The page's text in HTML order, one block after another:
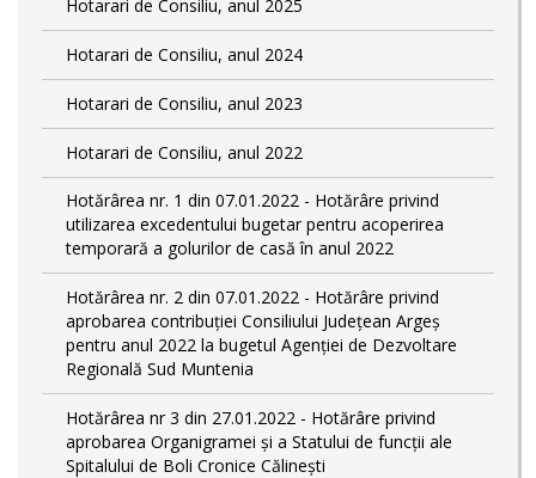
Hotarari de Consiliu, anul 2025
Hotarari de Consiliu, anul 2024
Hotarari de Consiliu, anul 2023
Hotarari de Consiliu, anul 2022
Hotărârea nr. 1 din 07.01.2022 - Hotărâre privind
utilizarea excedentului bugetar pentru acoperirea
temporară a golurilor de casă în anul 2022
Hotărârea nr. 2 din 07.01.2022 - Hotărâre privind
aprobarea contribuției Consiliului Județean Argeș
pentru anul 2022 la bugetul Agenției de Dezvoltare
Regională Sud Muntenia
Hotărârea nr 3 din 27.01.2022 - Hotărâre privind
aprobarea Organigramei și a Statului de funcții ale
Spitalului de Boli Cronice Călinești